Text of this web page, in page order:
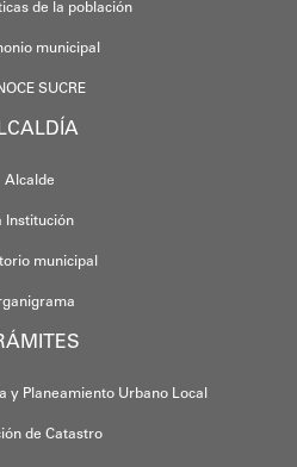
de la población
municipal
SUCRE
Alcalde
Institución
municipal
y Planeamiento Urbano Local
de Catastro